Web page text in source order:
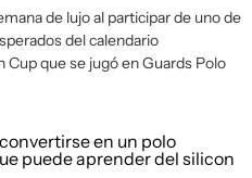
de lujo al participar de uno de
del calendario
Cup que se jugó en Guards Polo